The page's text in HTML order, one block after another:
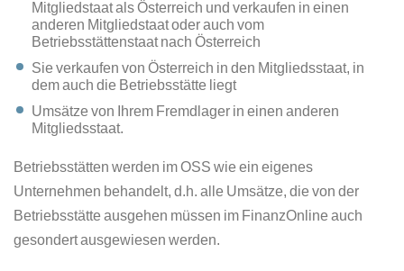
Mitgliedstaat als Österreich und verkaufen in einen
anderen Mitgliedstaat oder auch vom
Betriebsstättenstaat nach Österreich
Sie verkaufen von Österreich in den Mitgliedsstaat, in
dem auch die Betriebsstätte liegt
Umsätze von Ihrem Fremdlager in einen anderen
Mitgliedsstaat.
Betriebsstätten werden im OSS wie ein eigenes
Unternehmen behandelt, d.h. alle Umsätze, die von der
Betriebsstätte ausgehen müssen im FinanzOnline auch
gesondert ausgewiesen werden.